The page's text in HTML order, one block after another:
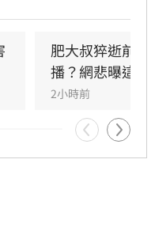
叔自2021年起頻傳
開刀，但出院後仍
一刻仍心繫直播。
目前尚未對外說
肥大叔猝逝前
播？網悲曝這原
2小時前